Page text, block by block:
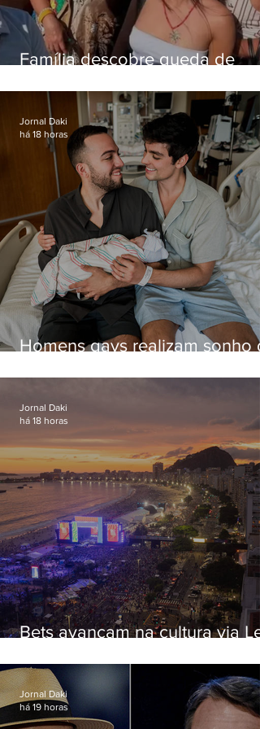
Família descobre queda de
enquanto aguardava segundo
voo
Homens gays realizam sonho
paternidade
Jornal Daki
há 18 horas
Bets avançam na cultura via Lei
artistas
Jornal Daki
há 18 horas
Jornal Daki
há 19 horas